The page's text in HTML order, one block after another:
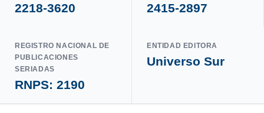
2218-3620 2415-2897
REGISTRO NACIONAL DE
PUBLICACIONES
SERIADAS
RNPS: 2190
ENTIDAD EDITORA
Universo Sur